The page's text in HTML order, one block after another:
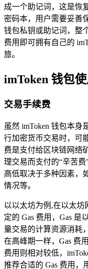
成一个助记词，这是恢
密码本，用户需要妥善
钱包私钥或助记词，整
费用即可拥有自己的
旅。
imToken 钱包
交易手续费
虽然 imToken 钱包本
行加密货币交易时，可
费是支付给区块链网络
理交易而支付的“辛苦
高低取决于多种因素，
情况等。
以以太坊为例,在以太
定的 Gas 费用，Gas
量交易的计算资源消耗
在高峰期一样，Gas 费
费用则相对较低，
推荐合适的 Gas 费用，